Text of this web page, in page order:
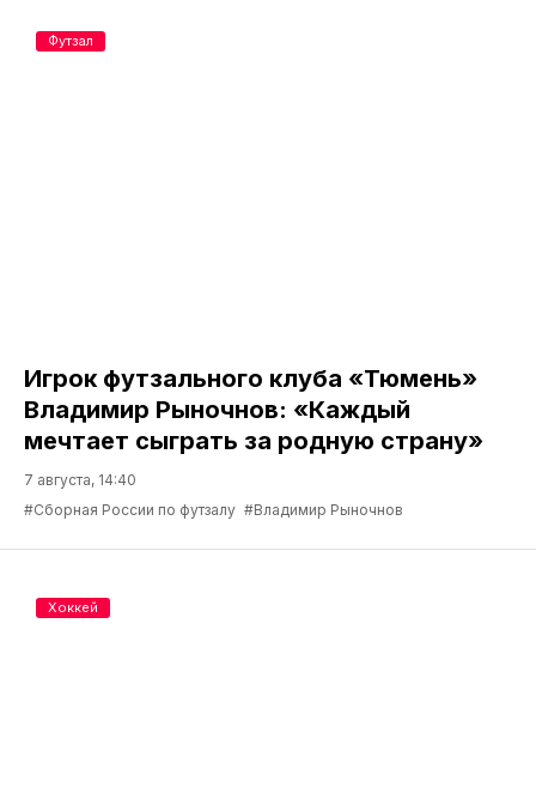
Игрок футзального клуба «Тюмень»
Владимир Рыночнов: «Каждый
мечтает сыграть за родную страну»
7 августа, 14:40
#Сборная России по футзалу #Владимир Рыночнов
Футзал
Хоккей